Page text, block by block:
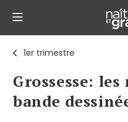
1er trimestre
Grossesse: les
bande